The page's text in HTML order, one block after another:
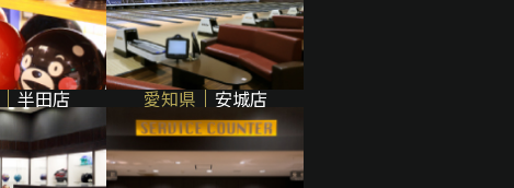
半田店 愛知県 安城店